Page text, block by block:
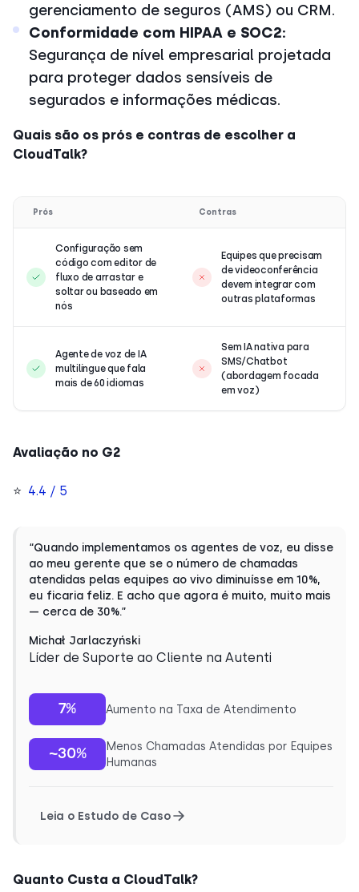
gerenciamento de seguros (AMS) ou CRM.
Conformidade com HIPAA e SOC2:
Segurança de nível empresarial projetada
para proteger dados sensíveis de
segurados e informações médicas.
Quais são os prós e contras de escolher a
CloudTalk?
Prós Contras
Configuração sem
código com editor de
fluxo de arrastar e
soltar ou baseado em
nós
Equipes que precisam
de videoconferência
devem integrar com
outras plataformas
Agente de voz de IA
multilíngue que fala
mais de 60 idiomas
Sem IA nativa para
SMS/Chatbot
(abordagem focada
em voz)
Avaliação no G2
⭐ 4.4 / 5
“Quando implementamos os agentes de voz, eu disse
ao meu gerente que se o número de chamadas
atendidas pelas equipes ao vivo diminuísse em 10%,
eu ficaria feliz. E acho que agora é muito, muito mais
— cerca de 30%.”
Michał Jarlaczyński
Líder de Suporte ao Cliente na Autenti
7% Aumento na Taxa de Atendimento
~30%
Menos Chamadas Atendidas por Equipes
Humanas
Leia o Estudo de Caso
Quanto Custa a CloudTalk?